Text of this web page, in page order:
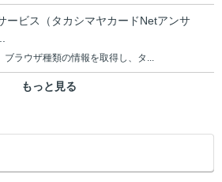
ービス（タカシマヤカードNetアンサ
ブラウザ種類の情報を取得し、タ...
もっと見る